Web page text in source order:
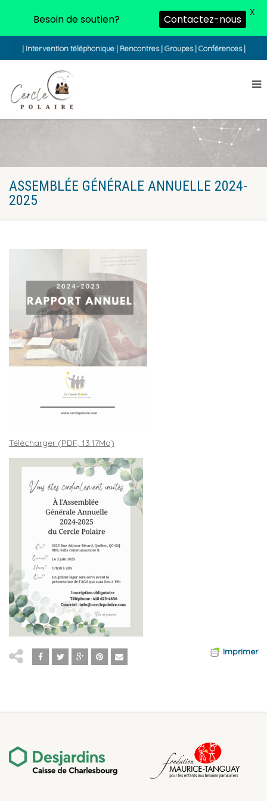
| Intervention téléphonique | Rencontres | Groupes | Conférences |
ASSEMBLÉE GÉNÉRALE ANNUELLE 2024-
2025
Télécharger (PDF, 13.17Mo)
Imprimer
Besoin de soutien? Contactez-nous
X